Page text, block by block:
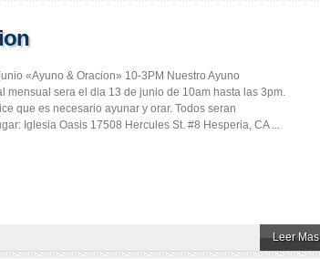
«Ayuno & Oracion» 10-3PM Nuestro Ayuno
mensual sera el dia 13 de junio de 10am hasta las 3pm.
que es necesario ayunar y orar. Todos seran
Iglesia Oasis 17508 Hercules St. #8 Hesperia, CA ...
Leer Mas